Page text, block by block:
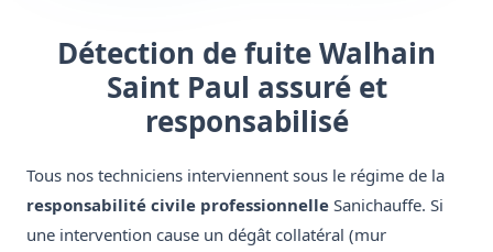
Détection de fuite Walhain
Saint Paul assuré et
responsabilisé
Tous nos techniciens interviennent sous le régime de la
responsabilité civile professionnelle Sanichauffe. Si
une intervention cause un dégât collatéral (mur